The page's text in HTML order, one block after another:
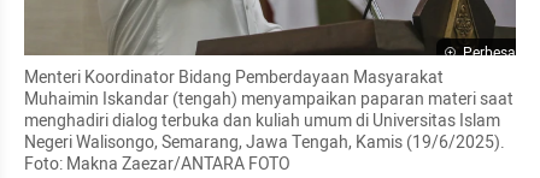
Perbesar
Menteri Koordinator Bidang Pemberdayaan Masyarakat
Muhaimin Iskandar (tengah) menyampaikan paparan materi saat
menghadiri dialog terbuka dan kuliah umum di Universitas Islam
Negeri Walisongo, Semarang, Jawa Tengah, Kamis (19/6/2025).
Foto: Makna Zaezar/ANTARA FOTO